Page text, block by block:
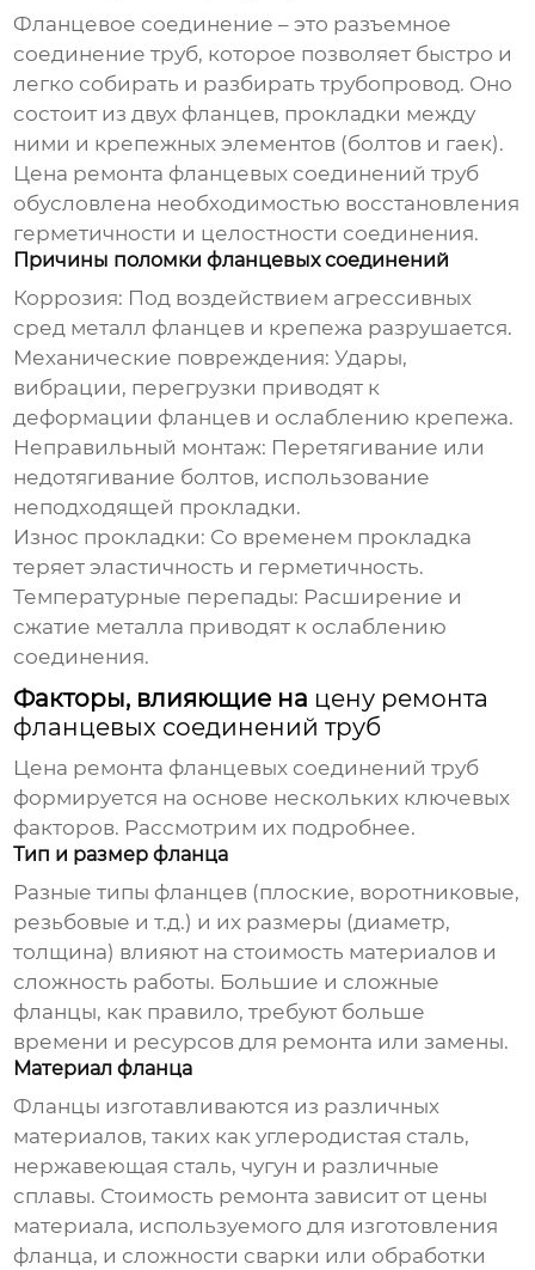
Фланцевое соединение – это разъемное
соединение труб, которое позволяет быстро и
легко собирать и разбирать трубопровод. Оно
состоит из двух фланцев, прокладки между
ними и крепежных элементов (болтов и гаек).
Цена ремонта фланцевых соединений труб
обусловлена необходимостью восстановления
герметичности и целостности соединения.
Причины поломки фланцевых соединений
Коррозия: Под воздействием агрессивных
сред металл фланцев и крепежа разрушается.
Механические повреждения: Удары,
вибрации, перегрузки приводят к
деформации фланцев и ослаблению крепежа.
Неправильный монтаж: Перетягивание или
недотягивание болтов, использование
неподходящей прокладки.
Износ прокладки: Со временем прокладка
теряет эластичность и герметичность.
Температурные перепады: Расширение и
сжатие металла приводят к ослаблению
соединения.
Факторы, влияющие на цену ремонта
фланцевых соединений труб
Цена ремонта фланцевых соединений труб
формируется на основе нескольких ключевых
факторов. Рассмотрим их подробнее.
Тип и размер фланца
Разные типы фланцев (плоские, воротниковые,
резьбовые и т.д.) и их размеры (диаметр,
толщина) влияют на стоимость материалов и
сложность работы. Большие и сложные
фланцы, как правило, требуют больше
времени и ресурсов для ремонта или замены.
Материал фланца
Фланцы изготавливаются из различных
материалов, таких как углеродистая сталь,
нержавеющая сталь, чугун и различные
сплавы. Стоимость ремонта зависит от цены
материала, используемого для изготовления
фланца, и сложности сварки или обработки